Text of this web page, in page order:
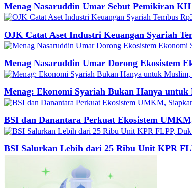
Menag Nasaruddin Umar Sebut Pemikiran
OJK Catat Aset Industri Keuangan Syariah
Menag Nasaruddin Umar Dorong Ekosistem
Menag: Ekonomi Syariah Bukan Hanya
BSI dan Danantara Perkuat Ekosistem
BSI Salurkan Lebih dari 25 Ribu Unit KPR